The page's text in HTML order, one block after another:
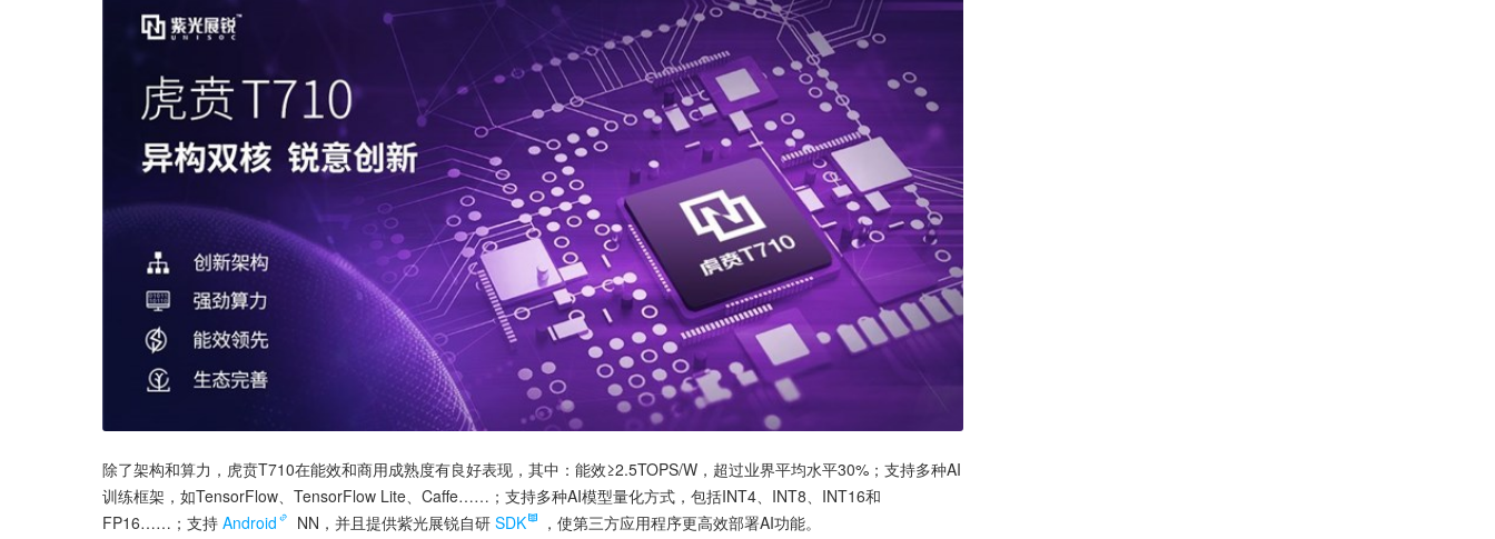
除了架构和算力，虎贲T710在能效和商用成熟度有良好表现，其中：能效≥2.5TOPS/W，超过业界平均水平30%；支持多种AI
训练框架，如TensorFlow、TensorFlow Lite、Caffe……；支持多种AI模型量化方式，包括INT4、INT8、INT16和
FP16……；支持 Android NN，并且提供紫光展锐自研 SDK
，使第三方应用程序更高效部署AI功能。